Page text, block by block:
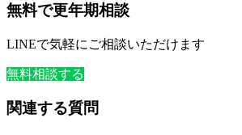
無料で更年期相談
LINEで気軽にご相談いただけます
無料相談する
関連する質問